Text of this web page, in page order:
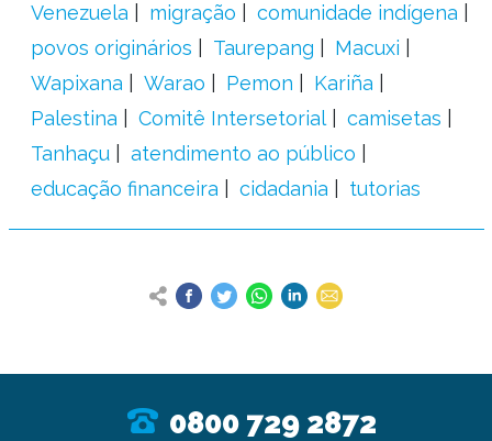
Venezuela
migração
comunidade indígena
povos originários
Taurepang
Macuxi
Wapixana
Warao Pemon
Kariña
Palestina
Comitê Intersetorial
camisetas
Tanhaçu
atendimento ao público
educação financeira
cidadania tutorias
0800 729 2872